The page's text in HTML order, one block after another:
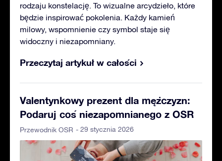
rodzaju konstelację. To wizualne arcydzieło, które
będzie inspirować pokolenia. Każdy kamień
milowy, wspomnienie czy symbol staje się
widoczny i niezapomniany.
Przeczytaj artykuł w całości
Valentynkowy prezent dla mężczyzn:
Podaruj coś niezapomnianego z OSR
Przewodnik OSR - 29 stycznia 2026